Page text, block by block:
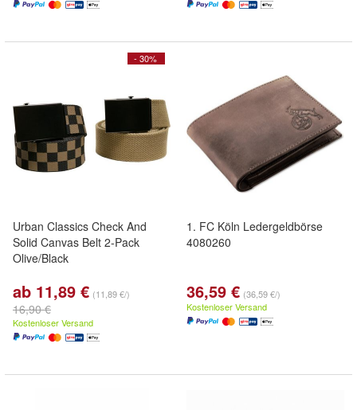
- 30%
Urban Classics Check And
Solid Canvas Belt 2-Pack
Olive/Black
ab 11,89 € (11,89 €/)
16,90 €
Kostenloser Versand
1. FC Köln Ledergeldbörse
4080260
36,59 € (36,59 €/)
Kostenloser Versand